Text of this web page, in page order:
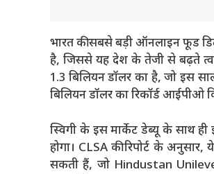
भारत की सबसे बड़ी ऑनलाइन फूड
है, जिससे यह देश के तेजी से बढ़ते
1.3 बिलियन डॉलर का है, जो इस
बिलियन डॉलर का रिकॉर्ड आईपीओ
स्विगी के इस मार्केट डेब्यू के साथ
होगा। CLSA की रिपोर्ट के
सकती हैं, जो Hindustan